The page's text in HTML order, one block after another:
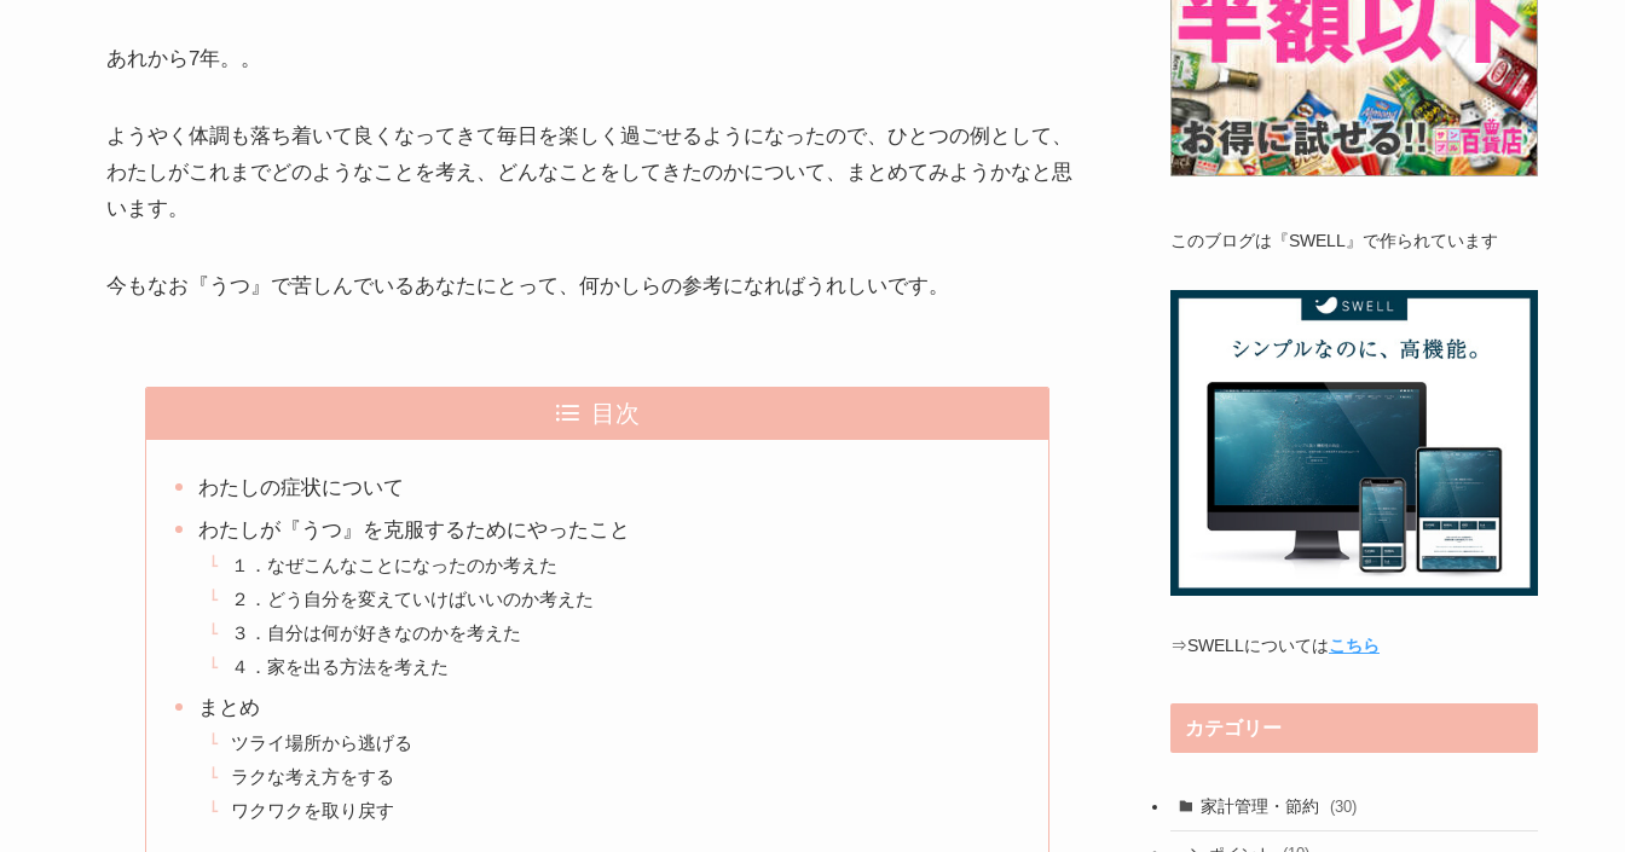
あれから7年。。
ようやく体調も落ち着いて良くなってきて毎日を楽しく過ごせるようになったので、ひとつの例として、
わたしがこれまでどのようなことを考え、どんなことをしてきたのかについて、まとめてみようかなと思
います。
今もなお『うつ』で苦しんでいるあなたにとって、何かしらの参考になればうれしいです。
目次
わたしの症状について
わたしが『うつ』を克服するためにやったこと
１．なぜこんなことになったのか考えた
２．どう自分を変えていけばいいのか考えた
３．自分は何が好きなのかを考えた
４．家を出る方法を考えた
まとめ
ツライ場所から逃げる
ラクな考え方をする
ワクワクを取り戻す
このブログは『SWELL』で作られています
⇒SWELLについてはこちら
カテゴリー
家計管理・節約 (30)